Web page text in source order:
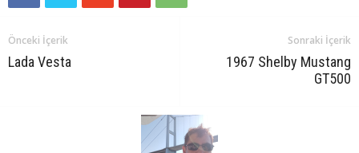
Önceki İçerik
Lada Vesta
Sonraki İçerik
1967 Shelby Mustang
GT500